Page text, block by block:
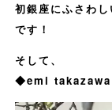
初銀座にふさわ
です！
そして、
◆emi takazawa